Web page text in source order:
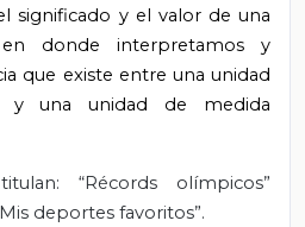
significado y el valor de una
donde interpretamos y
que existe entre una unidad
y una unidad de medida
“Récords olímpicos”
deportes favoritos”.